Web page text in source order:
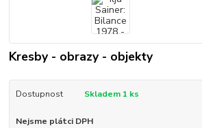
Kresby - obrazy - objekty
Dostupnost Skladem 1 ks
Nejsme plátci DPH